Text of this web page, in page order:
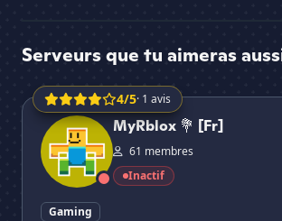
Serveurs que tu aimeras
4/5· 1 avis
MyRblox 💐 [Fr]
MyRblox 💐 [Fr]
61 membres
Inactif
Gaming